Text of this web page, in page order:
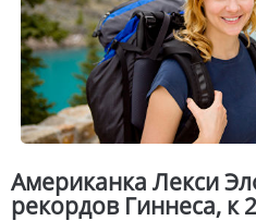
Американка Лекси
рекордов Гиннеса, к